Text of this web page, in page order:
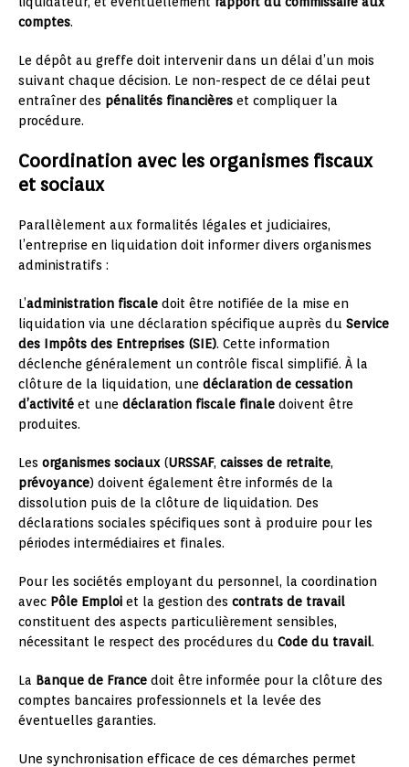
comptes.
Le dépôt au greffe doit intervenir dans un délai d’un mois
suivant chaque décision. Le non-respect de ce délai peut
entraîner des pénalités financières et compliquer la
procédure.
Coordination avec les organismes fiscaux
et sociaux
Parallèlement aux formalités légales et judiciaires,
l’entreprise en liquidation doit informer divers organismes
administratifs :
L’administration fiscale doit être notifiée de la mise en
liquidation via une déclaration spécifique auprès du Service
des Impôts des Entreprises (SIE). Cette information
déclenche généralement un contrôle fiscal simplifié. À la
clôture de la liquidation, une déclaration de cessation
d’activité et une déclaration fiscale finale doivent être
produites.
Les organismes sociaux(URSSAF, caisses de retraite,
prévoyance) doivent également être informés de la
dissolution puis de la clôture de liquidation. Des
déclarations sociales spécifiques sont à produire pour les
périodes intermédiaires et finales.
Pour les sociétés employant du personnel, la coordination
avec Pôle Emploi et la gestion des contrats de travail
constituent des aspects particulièrement sensibles,
nécessitant le respect des procédures du Code du travail.
La Banque de France doit être informée pour la clôture des
comptes bancaires professionnels et la levée des
éventuelles garanties.
Une synchronisation efficace de ces démarches permet